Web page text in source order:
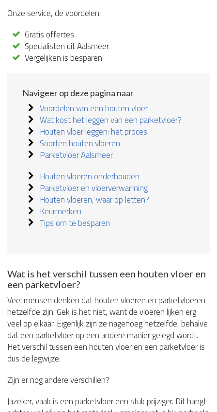
Onze service, de voordelen:
Gratis offertes
Specialisten uit Aalsmeer
Vergelijken is besparen
Navigeer op deze pagina naar
Voordelen van een houten vloer
Wat kost het leggen van een parketvloer?
Houten vloer leggen: het proces
Soorten houten vloeren
Parketvloer Aalsmeer
Houten vloeren onderhouden
Parketvloer en vloerverwarming
Houten vloeren, waar op letten?
Keurmerken
Tips om te besparen
Wat is het verschil tussen een houten vloer en
een parketvloer?
Veel mensen denken dat houten vloeren en parketvloeren
hetzelfde zijn. Gek is het niet, want de vloeren lijken erg
veel op elkaar. Eigenlijk zijn ze nagenoeg hetzelfde, behalve
dat een parketvloer op een andere manier gelegd wordt.
Het verschil tussen een houten vloer en een parketvloer is
dus de legwijze.
Zijn er nog andere verschillen?
Jazeker, vaak is een parketvloer een stuk prijziger. Dit hangt